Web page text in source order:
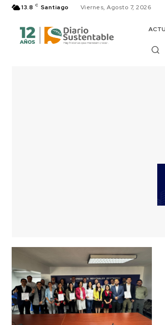
13.8 C Santiago Viernes, Agosto 7, 2026